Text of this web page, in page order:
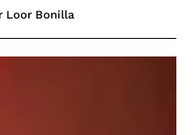
Loor Bonilla